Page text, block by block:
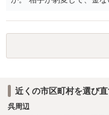
よるも のかどうか、説明
は、可能でしょう。
近くの市区町村を選び
呉周辺